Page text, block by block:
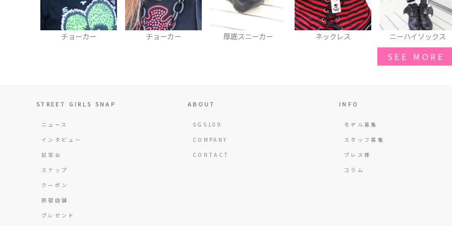
チョーカー 厚底スニーカー ネックレス ニーハイソックス アームウォーマー
SEE MORE
STREET GIRLS SNAP
ニュース
インタビュー
試写会
スナップ
クーポン
原宿店舗
プレゼント
ABOUT
SGS109
COMPANY
CONTACT
INFO
モデル募集
スタッフ募集
プレス様
コラム